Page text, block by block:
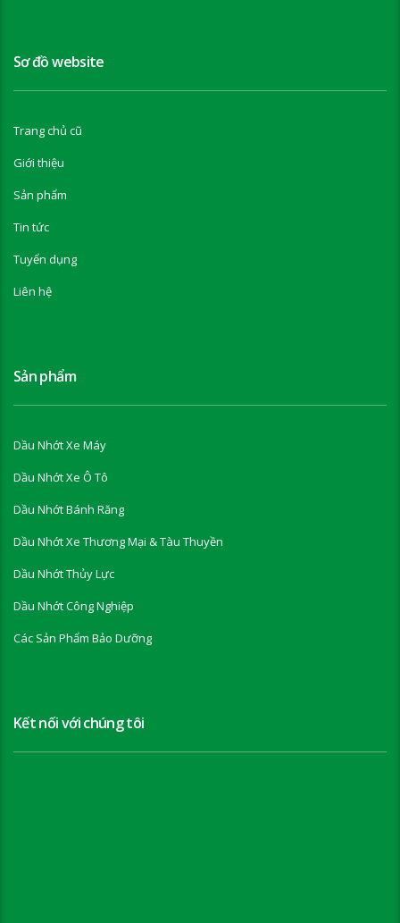
Sơ đồ website
Trang chủ cũ
Giới thiệu
Sản phẩm
Tin tức
Tuyển dụng
Liên hệ
Sản phẩm
Dầu Nhớt Xe Máy
Dầu Nhớt Xe Ô Tô
Dầu Nhớt Bánh Răng
Dầu Nhớt Xe Thương Mại & Tàu Thuyền
Dầu Nhớt Thủy Lực
Dầu Nhớt Công Nghiệp
Các Sản Phẩm Bảo Dưỡng
Kết nối với chúng tôi